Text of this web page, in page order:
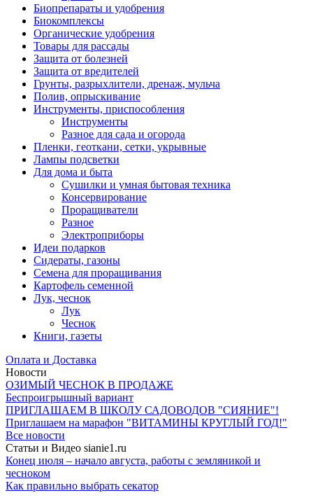
Биопрепараты и удобрения
Биокомплексы
Органические удобрения
Товары для рассады
Защита от болезней
Защита от вредителей
Грунты, разрыхлители, дренаж, мульча
Полив, опрыскивание
Инструменты, приспособления
Инструменты
Разное для сада и огорода
Пленки, геоткани, сетки, укрывные
Лампы подсветки
Для дома и быта
Сушилки и умная бытовая техника
Консервирование
Проращиватели
Разное
Электроприборы
Идеи подарков
Сидераты, газоны
Семена для проращивания
Картофель семенной
Лук, чеснок
Лук
Чеснок
Книги, газеты
Оплата и Доставка
Новости
ОЗИМЫЙ ЧЕСНОК В ПРОДАЖЕ
Беспроигрышный вариант
ПРИГЛАШАЕМ В ШКОЛУ САДОВОДОВ "СИЯНИЕ"!
Приглашаем на марафон "ВИТАМИНЫ КРУГЛЫЙ ГОД!"
Все новости
Статьи и Видео sianie1.ru
Конец июля – начало августа, работы с земляникой и
чесноком
Как правильно выбрать секатор